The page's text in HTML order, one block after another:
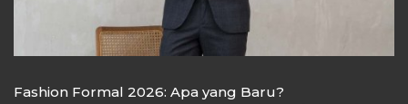
Fashion Formal 2026: Apa yang Baru?